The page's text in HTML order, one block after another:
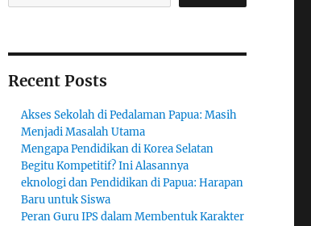
Recent Posts
Akses Sekolah di Pedalaman Papua: Masih
Menjadi Masalah Utama
Mengapa Pendidikan di Korea Selatan
Begitu Kompetitif? Ini Alasannya
eknologi dan Pendidikan di Papua: Harapan
Baru untuk Siswa
Peran Guru IPS dalam Membentuk Karakter